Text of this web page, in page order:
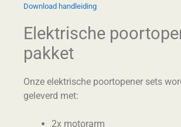
Download handleiding
Elektrische
pakket
Onze elektrische poortopener sets
geleverd met:
2x motorarm